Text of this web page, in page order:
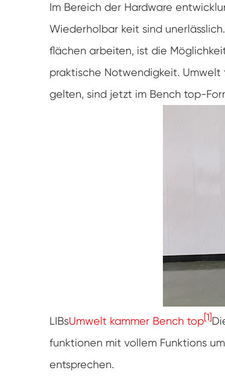
Im Bereich der Hardware
Wiederholbar keit sind
flächen arbeiten, ist die
praktische Notwendigkeit.
gelten, sind jetzt im Bench top-
LIBsUmwelt kammer Bench top[1]
funktionen mit vollem Funktions
entsprechen.